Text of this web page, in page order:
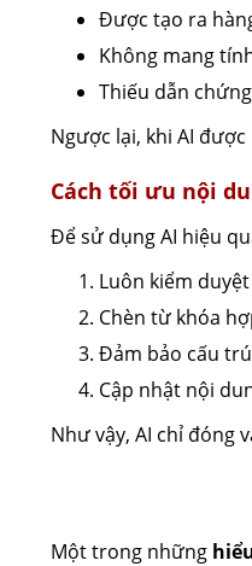
Được tạo ra
Không mang
Thiếu dẫn
Ngược lại, khi AI
Cách tối ưu nội
Để sử dụng AI hiệu
Luôn kiểm
Chèn từ khóa
Đảm bảo cấu
Cập nhật nội
Như vậy, AI chỉ đóng
Một trong những